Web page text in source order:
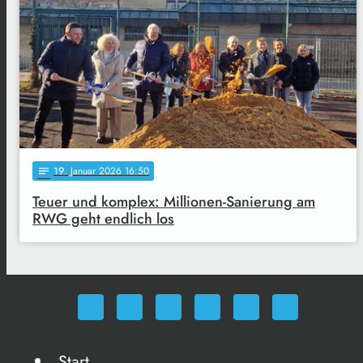
notes 19. Januar 2026 16:50
Teuer und komplex: Millionen-Sanierung am
RWG geht endlich los